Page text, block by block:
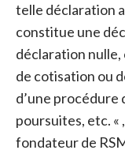
telle déclaration
constitue une
déclaration nulle,
de cotisation ou
d’une procédure
poursuites, etc. «
fondateur de